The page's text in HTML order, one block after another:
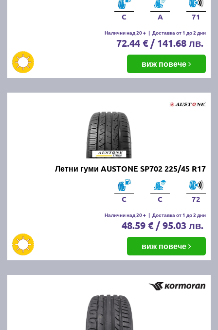
C A 71
Налични над 20 + | Доставка от 1 до 2 дни
72.44 € / 141.68 лв.
виж повече
Летни гуми AUSTONE SP702 225/45 R17
C C 72
Налични над 20 + | Доставка от 1 до 2 дни
48.59 € / 95.03 лв.
виж повече